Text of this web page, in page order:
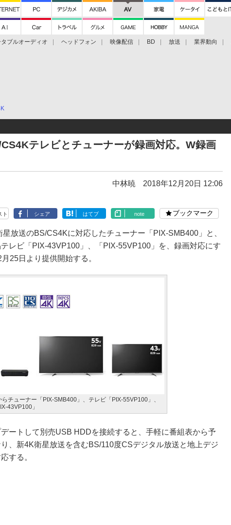
ブルオーディオ ヘッドフォン 映像配信 BD 放送 業界動向
テレビとチューナーが録画対応。W録画
中林暁 2018年12月20日 12:06
ト シェア はてブ note ブックマーク
星放送のBS/CS4Kに対応したチューナー「PIX-SMB400」と、
レビ「PIX-43VP100」、「PIX-55VP100」を、録画対応にす
25日より提供開始する。
らチューナー「PIX-SMB400」、テレビ「PIX-55VP100」、
43VP100」
デートして別売USB HDDを接続すると、手軽に番組表から予
、新4K衛星放送を含むBS/110度CSデジタル放送と地上デジ
する。